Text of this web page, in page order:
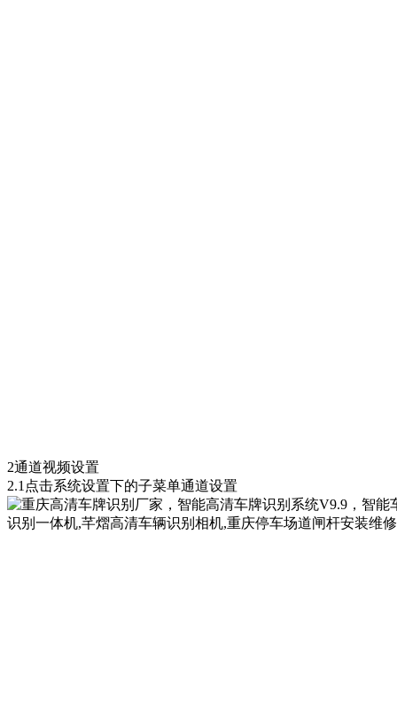
2通道视频设置
2.1点击系统设置下的子菜单通道设置